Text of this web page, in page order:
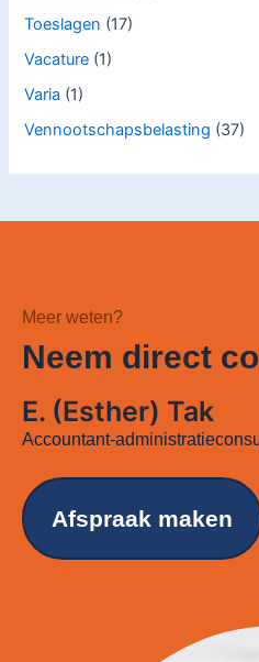
Toeslagen (17)
Vacature (1)
Varia (1)
Vennootschapsbelasting (37)
Meer weten?
Neem direct
E. (Esther) Tak
Accountant-
Afspraak maken